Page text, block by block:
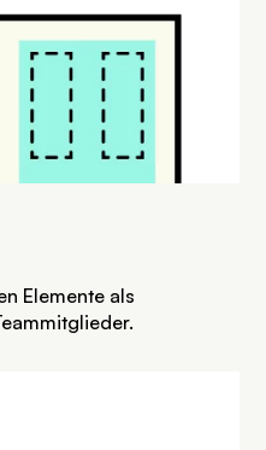
Elemente als